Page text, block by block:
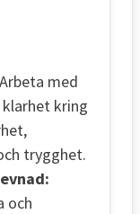
Arbeta med
kring
trygghet.
och